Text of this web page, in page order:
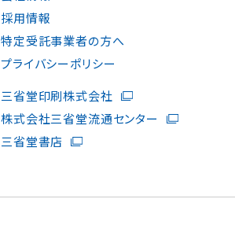
採用情報
特定受託事業者の方へ
プライバシーポリシー
三省堂印刷株式会社
株式会社三省堂流通センター
三省堂書店